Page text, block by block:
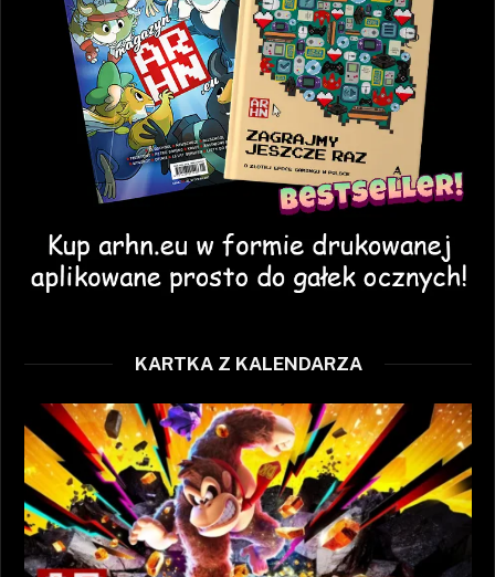
KARTKA Z KALENDARZA